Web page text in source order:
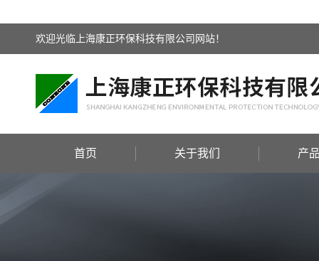
欢迎光临上海康正环保科技有限公司网站！
首页 关于我们 产